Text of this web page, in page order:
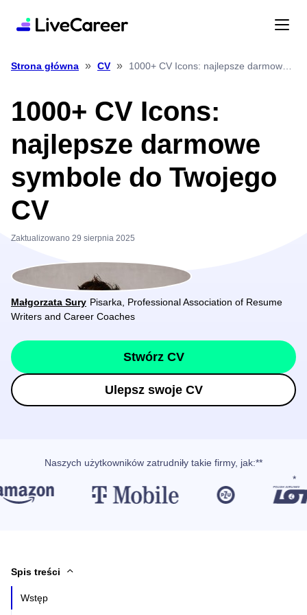
Strona główna » CV »
1000+ CV Icons:
najlepsze darmowe
symbole do Twojego
CV
Zaktualizowano 29 sierpnia 2025
Małgorzata Sury Pisarka, Professional Association of Resume
Writers and Career Coaches
Stwórz CV
Ulepsz swoje CV
Naszych użytkowników zatrudniły takie firmy, jak:**
Spis treści
Wstęp